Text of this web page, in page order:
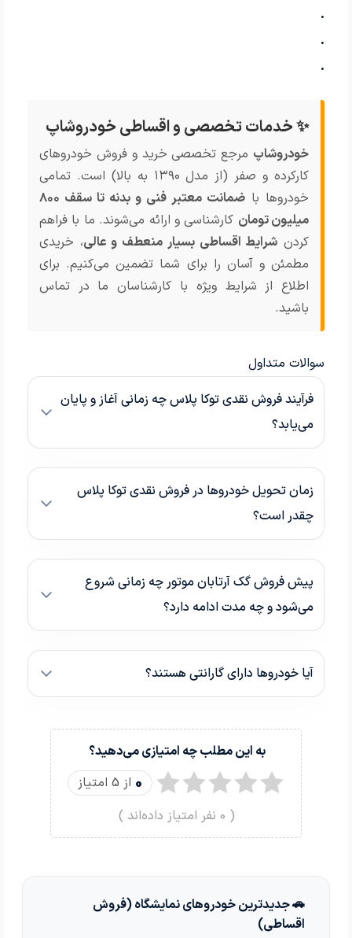
.
.
.
✨ خدمات تخصصی و اقساطی خودروشاپ
خودروشاپ مرجع تخصصی خرید و فروش خودروهای
کارکرده و صفر (از مدل ۱۳۹۰ به بالا) است. تمامی
خودروها با
ضمانت معتبر فنی و بدنه تا سقف ۸۰۰
میلیون تومان کارشناسی و ارائه می‌شوند. ما با فراهم
کردن شرایط اقساطی بسیار منعطف و عالی، خریدی
مطمئن و آسان را برای شما تضمین می‌کنیم. برای
اطلاع از شرایط ویژه با کارشناسان ما در تماس
باشید.
سوالات متداول
فرآیند فروش نقدی توکا پلاس چه زمانی آغاز و پایان
می‌یابد؟
زمان تحویل خودروها در فروش نقدی توکا پلاس
چقدر است؟
پیش فروش گک آرتابان موتور چه زمانی شروع
می‌شود و چه مدت ادامه دارد؟
آیا خودروها دارای گارانتی هستند؟
به این مطلب چه امتیازی می‌دهید؟
0 از 5 امتیاز
(
0 نفر امتیاز داده‌اند )
🚗 جدیدترین خودروهای نمایشگاه (فروش
اقساطی)